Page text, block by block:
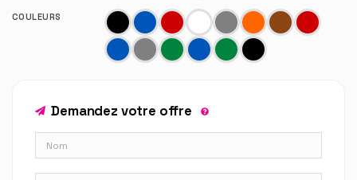
COULEURS
Demandez votre offre